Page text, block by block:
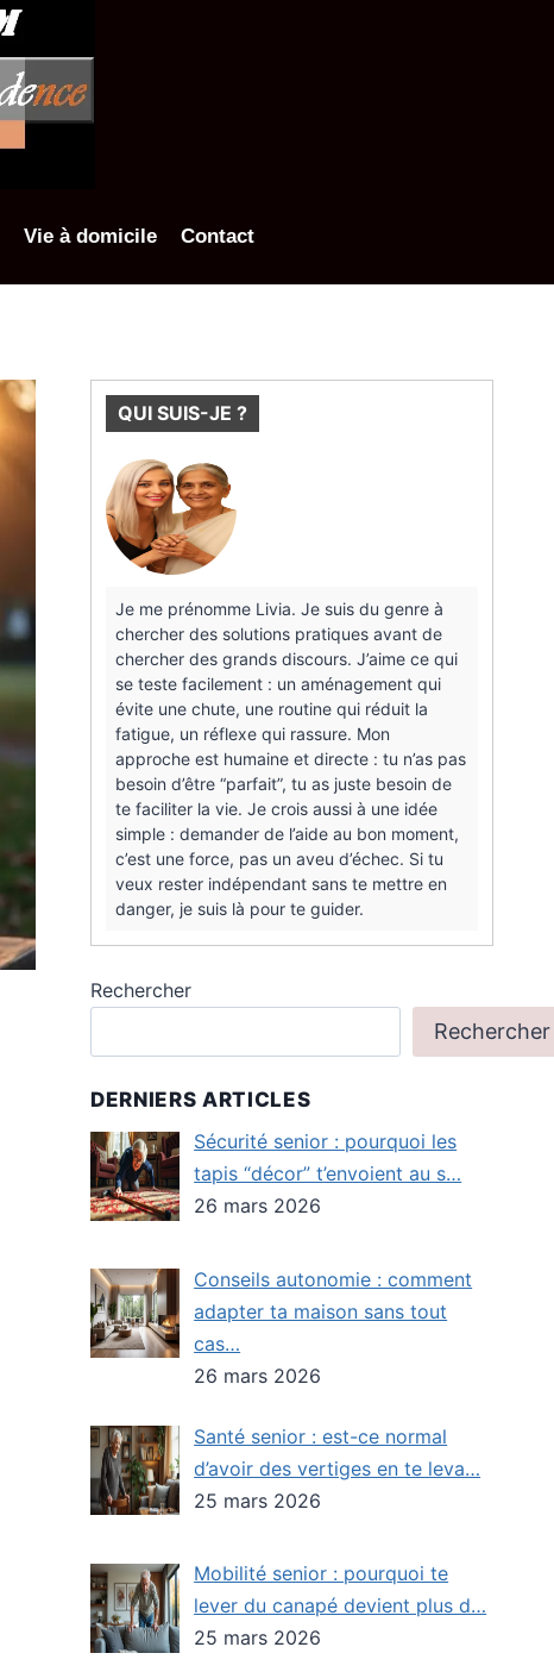
Vie à domicile Contact
QUI SUIS-JE ?
Je me prénomme Livia. Je suis du genre à
chercher des solutions pratiques avant de
chercher des grands discours. J’aime ce qui
se teste facilement : un aménagement qui
évite une chute, une routine qui réduit la
fatigue, un réflexe qui rassure. Mon
approche est humaine et directe : tu n’as pas
besoin d’être “parfait”, tu as juste besoin de
te faciliter la vie. Je crois aussi à une idée
simple : demander de l’aide au bon moment,
c’est une force, pas un aveu d’échec. Si tu
veux rester indépendant sans te mettre en
danger, je suis là pour te guider.
Rechercher
Rechercher
DERNIERS ARTICLES
Sécurité senior : pourquoi les
tapis “décor” t’envoient au s…
26 mars 2026
Conseils autonomie : comment
adapter ta maison sans tout
cas…
26 mars 2026
Santé senior : est-ce normal
d’avoir des vertiges en te leva…
25 mars 2026
Mobilité senior : pourquoi te
lever du canapé devient plus d…
25 mars 2026